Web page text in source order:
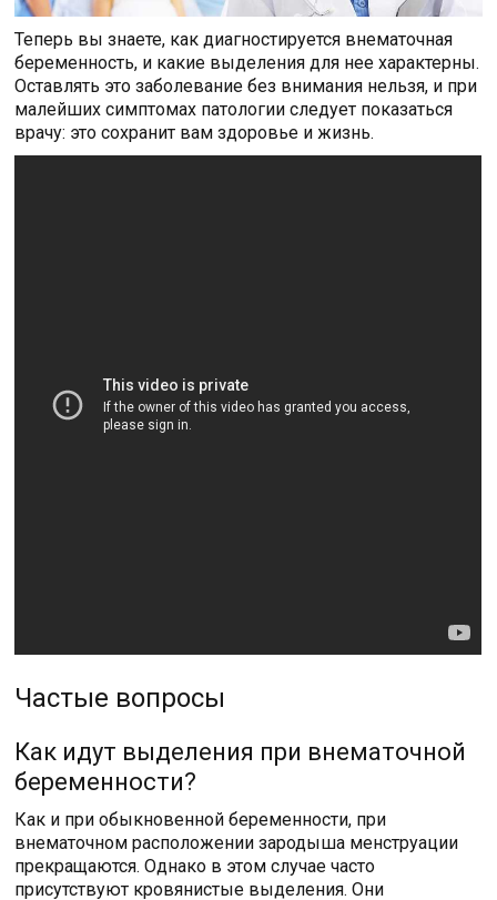
Теперь вы знаете, как диагностируется внематочная
беременность, и какие выделения для нее характерны.
Оставлять это заболевание без внимания нельзя, и при
малейших симптомах патологии следует показаться
врачу: это сохранит вам здоровье и жизнь.
Частые вопросы
Как идут выделения при внематочной
беременности?
Как и при обыкновенной беременности, при
внематочном расположении зародыша менструации
прекращаются. Однако в этом случае часто
присутствуют кровянистые выделения. Они